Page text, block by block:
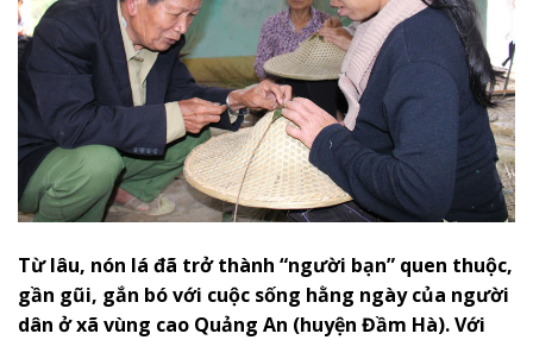
Từ lâu, nón lá đã trở thành “người bạn” quen thuộc,
gần gũi, gắn bó với cuộc sống hằng ngày của người
dân ở xã vùng cao Quảng An (huyện Đầm Hà). Với